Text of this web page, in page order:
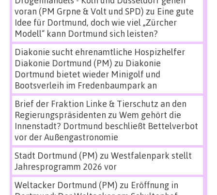
voran (PM Grpne & Volt und SPD) zu Eine gute
Idee für Dortmund, doch wie viel „Zürcher
Modell“ kann Dortmund sich leisten?
Diakonie sucht ehrenamtliche Hospizhelfer
Diakonie Dortmund (PM) zu Diakonie
Dortmund bietet wieder Minigolf und
Bootsverleih im Fredenbaumpark an
Brief der Fraktion Linke & Tierschutz an den
Regierungspräsidenten zu Wem gehört die
Innenstadt? Dortmund beschließt Bettelverbot
vor der Außengastronomie
Stadt Dortmund (PM) zu Westfalenpark stellt
Jahresprogramm 2026 vor
Weltacker Dortmund (PM) zu Eröffnung in